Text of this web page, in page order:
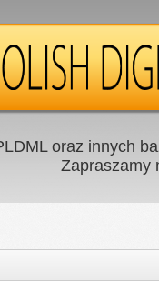
oraz innych
Zapraszamy